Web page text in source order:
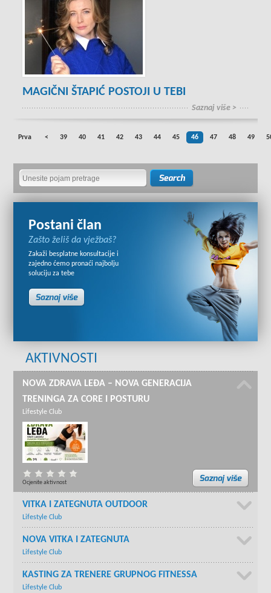
MAGIČNI ŠTAPIĆ POSTOJI U TEBI
Saznaj više >
Prva < 39 40 41 42 43 44 45 46 47 48 49
Postani član
Zašto želiš da vježbaš?
Zakaži besplatne konsultacije i
zajedno ćemo pronaći najbolju
soluciju za tebe
AKTIVNOSTI
NOVA ZDRAVA LEĐA – NOVA GENERACIJA
TRENINGA ZA CORE I POSTURU
Lifestyle Club
Ocjenite aktivnost
VITKA I ZATEGNUTA OUTDOOR
Lifestyle Club
NOVA VITKA I ZATEGNUTA
Lifestyle Club
KASTING ZA TRENERE GRUPNOG FITNESSA
Lifestyle Club